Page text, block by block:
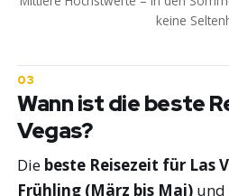
keine
Wann ist die beste
Vegas?
Die beste Reisezeit für Las
Frühling (März bis Mai)